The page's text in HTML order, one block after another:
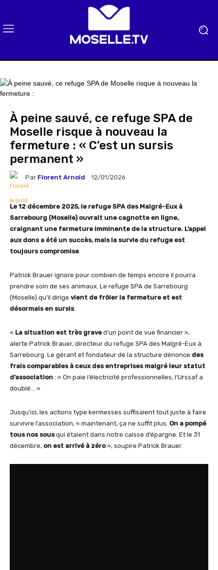
À peine sauvé, ce refuge SPA de
Moselle risque à nouveau la
fermeture : « C’est un sursis
permanent »
Par Florent Arnold 12/01/2026
Le 12 décembre 2025, le refuge SPA des Malgré-Eux à
Sarrebourg (Moselle) ouvrait une cagnotte en ligne,
craignant une fermeture imminente de la structure. L’appel
aux dons a été un succès, mais la survie du refuge est
toujours compromise.
Patrick Brauer ignore pour combien de temps encore il pourra
prendre soin de ses animaux. Le refuge SPA de Sarrebourg
(Moselle) qu’il dirige vient de frôler la fermeture et est
désormais en sursis.
« La situation est très grave d’un point de vue financier »,
alerte Patrick Brauer, directeur du refuge SPA des Malgré-Eux à
Sarrebourg. Le gérant et fondateur de la structure dénonce des
frais comparables à ceux des entreprises malgré leur statut
d’association : « On paie l’électricité professionnelles, l’Urssaf a
doublé… »
Jusqu’ici, les actions type kermesses suffisaient tout juste à faire
survivre l’association, « maintenant, ça ne suffit plus. On a pompé
tous nos sousqui étaient dans notre caisse d’épargne. Et le 31
décembre, on est arrivé à zéro», soupire Patrick Brauer.